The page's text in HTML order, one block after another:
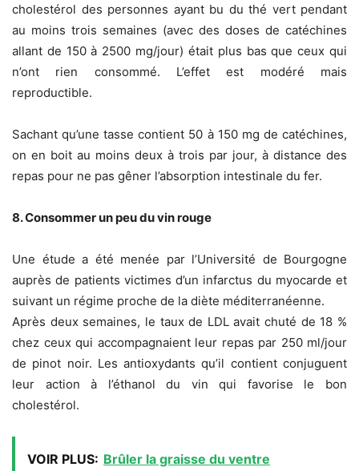
cholestérol des personnes ayant bu du thé vert pendant
au moins trois semaines (avec des doses de catéchines
allant de 150 à 2500 mg/jour) était plus bas que ceux qui
n’ont rien consommé. L’effet est modéré mais
reproductible.
Sachant qu’une tasse contient 50 à 150 mg de catéchines,
on en boit au moins deux à trois par jour, à distance des
repas pour ne pas gêner l’absorption intestinale du fer.
8. Consommer un peu du vin rouge
Une étude a été menée par l’Université de Bourgogne
auprès de patients victimes d’un infarctus du myocarde et
suivant un régime proche de la diète méditerranéenne.
Après deux semaines, le taux de LDL avait chuté de 18 %
chez ceux qui accompagnaient leur repas par 250 ml/jour
de pinot noir. Les antioxydants qu’il contient conjuguent
leur action à l’éthanol du vin qui favorise le bon
cholestérol.
VOIR PLUS: Brûler la graisse du ventre